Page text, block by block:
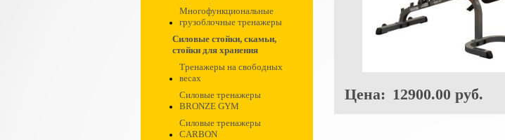
Многофункциональные
грузоблочные тренажеры
Силовые стойки, скамьи,
стойки для хранения
Тренажеры на свободных
весах
Силовые тренажеры
BRONZE GYM
Силовые тренажеры
CARBON
Цена: 12900.00 руб.